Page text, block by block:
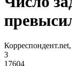
3
17604